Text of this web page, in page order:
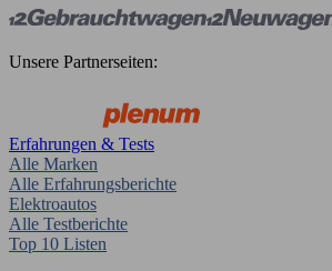
Unsere Partnerseiten:
Erfahrungen & Tests
Alle Marken
Alle Erfahrungsberichte
Elektroautos
Alle Testberichte
Top 10 Listen